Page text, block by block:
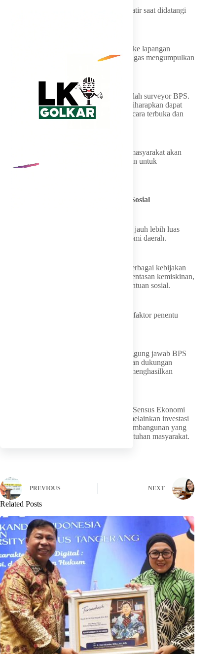
Pilar juga meminta masyarakat tidak khawatir saat didatangi
Ia memastikan seluruh petugas yang turun ke lapangan
merupakan surveyor resmi BPS yang bertugas mengumpulkan
“Petugas yang datang ke rumah warga adalah surveyor BPS.
Jadi masyarakat tidak perlu khawatir dan diharapkan dapat
memberikan informasi yang dibutuhkan secara terbuka dan
Menurutnya, seluruh data yang diberikan masyarakat akan
dijaga kerahasiaannya dan hanya digunakan untuk
kepentingan statistik resmi negara.
Dari Lapangan Kerja hingga Bantuan Sosial
Pilar menjelaskan manfaat sensus ekonomi jauh lebih luas
dibanding sekadar memotret kondisi ekonomi daerah.
Data yang dihimpun akan menjadi dasar berbagai kebijakan
strategis, mulai dari ketenagakerjaan, pengentasan kemiskinan,
pendidikan, kesehatan, hingga program bantuan sosial.
Karena itu, partisipasi masyarakat menjadi faktor penentu
“Keberhasilan sensus ini bukan hanya tanggung jawab BPS
atau pemerintah daerah, tetapi membutuhkan dukungan
seluruh masyarakat. Data yang baik akan menghasilkan
Bagi Pemerintah Kota Tangerang Selatan, Sensus Ekonomi
2026 bukan sekadar kegiatan pendataan, melainkan investasi
informasi untuk merancang masa depan pembangunan yang
lebih tepat, adil, dan berpihak kepada kebutuhan masyarakat.
PREVIOUS NEXT
Related Posts